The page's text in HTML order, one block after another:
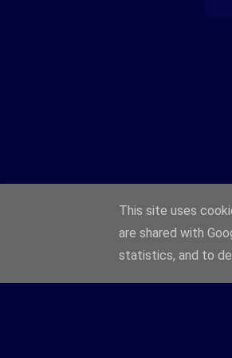
This site uses
are shared with
statistics, and to